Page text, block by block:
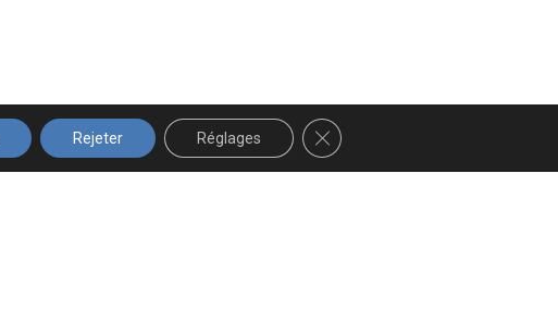
Rejeter Réglages FERMER LA BANNIÈRE DES